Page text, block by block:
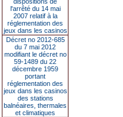
l'arrêté du 14 mai
2007 relatif à la
réglementation des
jeux dans les casinos
Décret no 2012-685
du 7 mai 2012
modifiant le décret no
59-1489 du 22
décembre 1959
portant
réglementation des
jeux dans les casinos
des stations
balnéaires, thermales
et climatiques